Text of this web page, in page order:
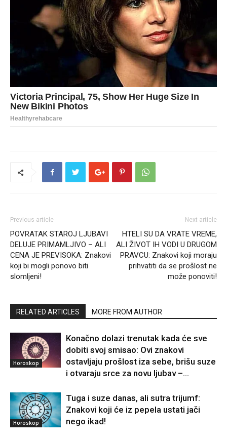
Previous article
POVRATAK STAROJ LJUBAVI
DELUJE PRIMAMLJIVO – ALI
CENA JE PREVISOKA: Znakovi
koji bi mogli ponovo biti
slomljeni!
Next article
HTELI SU DA VRATE VREME,
ALI ŽIVOT IH VODI U DRUGOM
PRAVCU: Znakovi koji moraju
prihvatiti da se prošlost ne
može ponoviti!
RELATED ARTICLES MORE FROM AUTHOR
Horoskop
Konačno dolazi trenutak kada će sve
dobiti svoj smisao: Ovi znakovi
ostavljaju prošlost iza sebe, brišu suze
i otvaraju srce za novu ljubav –...
Horoskop
Tuga i suze danas, ali sutra trijumf:
Znakovi koji će iz pepela ustati jači
nego ikad!